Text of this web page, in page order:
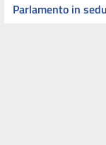
Parlamento in